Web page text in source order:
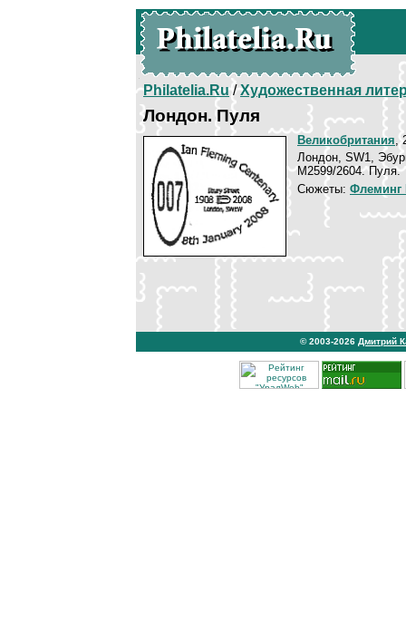
Philatelia.Ru/Художественная
Лондон. Пуля
Великобритания,
Лондон, SW1,
М2599/2604. Пуля.
Сюжеты: Флеминг
© 2003-2026 Дмитрий